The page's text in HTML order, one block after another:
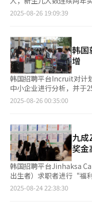
信用卡公司合作，面向外
服务以银行定期存款作为
直接使用交通卡的后付功能
韩银行相关负责人表示：
了多元化的优惠。我们期
录，享受更便利的韩国金融服务。” 此前，韩
面向外籍客户的信用贷款
外籍客户的信用评估相对
无法追回，因此风险较高。 尽管如此，外籍客户金融市场已
为“蓝海”，各大银行正积
局，抢占市场先机。
入放缓趋势明显。建筑业
餐饮住宿业（46.5%）、
新增雇佣岗位比例均出现
46.9%，较一年前下降1
50%。30多岁为22.8%，
岁以上为30%，均较去年
《人口就业动向及焦点》
（30.5万人）基本持平。 国会预算政策处经济分析官金相容（音）
称，虽然最终实际出生人
照目前的趋势今年出生人
为生育主力军，今年30-
领跑各年龄段。35-39岁
8000人和700人。 统计厅提供的数据显示，去年新生儿人数为23.8
万人，较2023年增长近
长。显示女性一生平均生
反弹的主力是职工群体而
场参保人员的总和生育率
和医疗补贴受益者（0.31
年上升0.03人，而地区参
而减少0.02人。 金相容指出，尽管每年政府用于平衡家庭与工作的
财政支援都在增加，但大
者等未纳入雇佣保险制度
亟需制定对策解决这一问
2025-08-26 19:09:39
韩国
增
韩国招聘平台Incruit对计
中小企业进行分析，并于
年招聘计划呈显著分化
聘计划的积极扩张。 此外，“金融·保险”行业招聘率同比上升
37.1个百分点，达67.7%
63.6%；“运输”行业也同
查17个行业中，共有11个
招聘环境较去年有所改善。 反之，“艺术体育”行业的招聘
33.3%，同比下降43.6个
化工·纺织”行业也出现大
8.7%，成为本次下半年行
2025-08-26 00:35:00
九成
奖金
韩国招聘平台Jinhaksa
出生者）求职者进行“福
的结果显示，高达90%的
2025-08-24 22:38:30